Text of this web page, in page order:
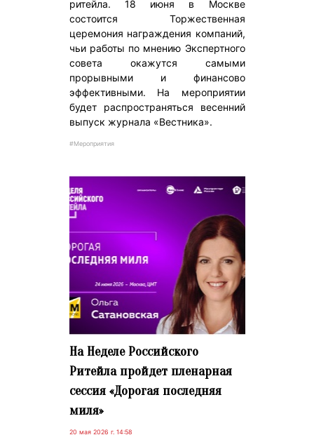
ритейла. 18 июня в Москве
состоится Торжественная
церемония награждения компаний,
чьи работы по мнению Экспертного
совета окажутся самыми
прорывными и финансово
эффективными. На мероприятии
будет распространяться весенний
выпуск журнала «Вестника».
#Мероприятия
На Неделе Российского
Ритейла пройдет пленарная
сессия «Дорогая последняя
миля»
20 мая 2026 г. 14:58